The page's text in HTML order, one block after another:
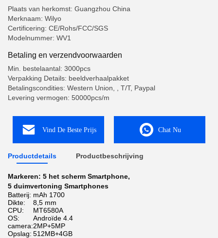
Plaats van herkomst: Guangzhou China
Merknaam: Wilyo
Certificering: CE/Rohs/FCC/SGS
Modelnummer: WV1
Betaling en verzendvoorwaarden
Min. bestelaantal: 3000pcs
Verpakking Details: beeldverhaalpakket
Betalingscondities: Western Union, , T/T, Paypal
Levering vermogen: 50000pcs/m
Vind De Beste Prijs Chat Nu
Productdetails Productbeschrijving
Markeren: 5 het scherm Smartphone,
5 duimvertoning Smartphones
Batterij: mAh 1700
Dikte:
8,5 mm
CPU:
MT6580A
OS:
Androïde 4.4
camera:2MP+5MP
Opslag: 512MB+4GB